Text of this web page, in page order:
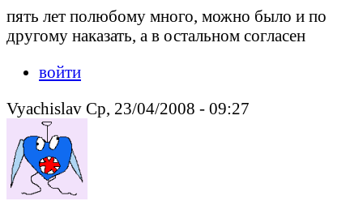
пять лет полюбому много, можно было и по
другому наказать, а в остальном согласен
войти
Vyachislav Ср, 23/04/2008 - 09:27